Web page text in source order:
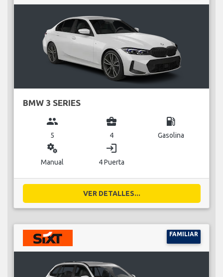
BMW 3 SERIES
group
5
business_center
4
local_gas_station
Gasolina
miscellaneous_services
Manual
login
4 Puerta
VER DETALLES...
FAMILIAR